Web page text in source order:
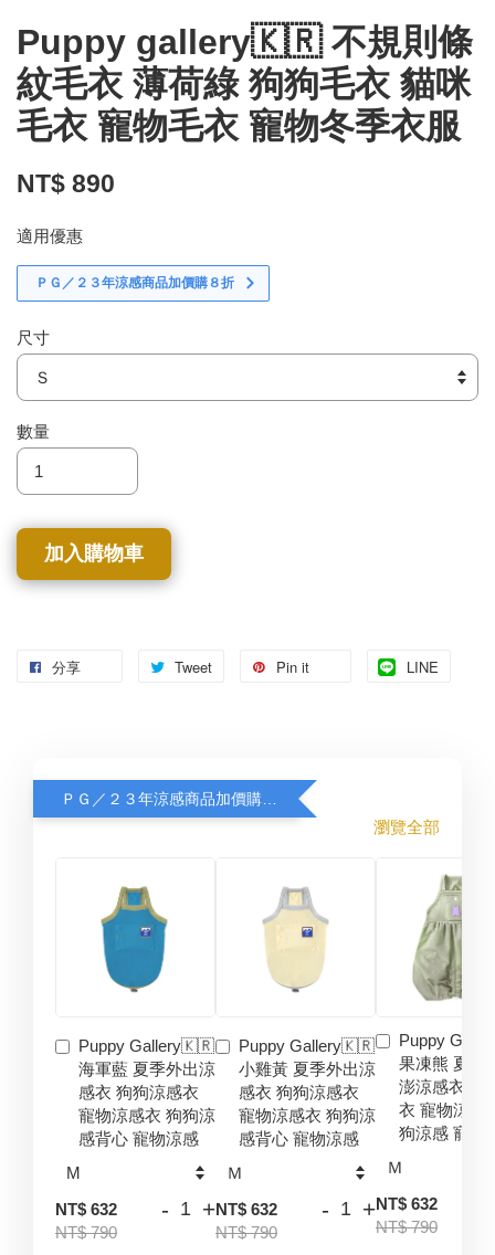
Puppy gallery🇰🇷 不規則條
紋毛衣 薄荷綠 狗狗毛衣 貓咪
毛衣 寵物毛衣 寵物冬季衣服
NT$ 890
適用優惠
ＰＧ／２３年涼感商品加價購８折
尺寸
數量
加入購物車
分享 Tweet Pin it LINE
瀏覽全部
Puppy Gallery🇰🇷
海軍藍 夏季外出涼
感衣 狗狗涼感衣
寵物涼感衣 狗狗涼
感背心 寵物涼感
NT$ 632
NT$ 790
- +
Puppy Gallery🇰🇷
小雞黃 夏季外出涼
感衣 狗狗涼感衣
寵物涼感衣 狗狗涼
感背心 寵物涼感
NT$ 632
NT$ 790
- +
Puppy
果凍熊 夏季
澎涼感衣 狗
衣 寵物涼感
狗涼感 寵物
NT$ 632
NT$ 790